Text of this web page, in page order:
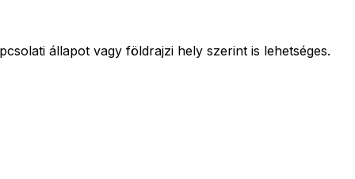
állapot vagy földrajzi hely szerint is lehetséges.